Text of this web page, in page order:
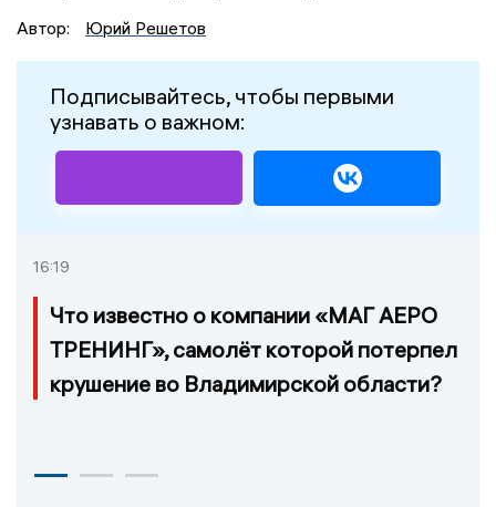
Автор:
Юрий Решетов
Подписывайтесь, чтобы первыми
узнавать о важном:
16:19
Что известно о компании «МАГ АЕРО
ТРЕНИНГ», самолёт которой потерпел
крушение во Владимирской области?